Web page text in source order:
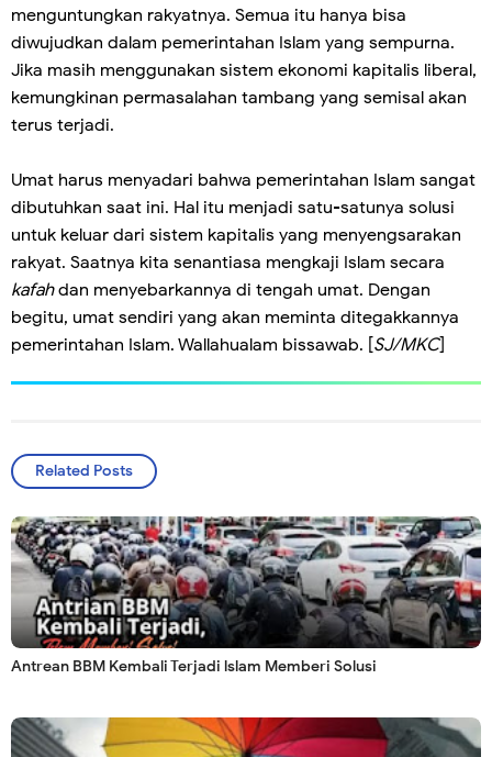
menguntungkan rakyatnya. Semua itu hanya bisa
diwujudkan dalam pemerintahan Islam yang sempurna.
Jika masih menggunakan sistem ekonomi kapitalis liberal,
kemungkinan permasalahan tambang yang semisal akan
terus terjadi.
Umat harus menyadari bahwa pemerintahan Islam sangat
dibutuhkan saat ini. Hal itu menjadi satu-satunya solusi
untuk keluar dari sistem kapitalis yang menyengsarakan
rakyat. Saatnya kita senantiasa mengkaji Islam secara
kafahdan menyebarkannya di tengah umat. Dengan
begitu, umat sendiri yang akan meminta ditegakkannya
pemerintahan Islam. Wallahualam bissawab. [SJ/MKC]
Related Posts
Antrean BBM Kembali Terjadi lslam Memberi Solusi